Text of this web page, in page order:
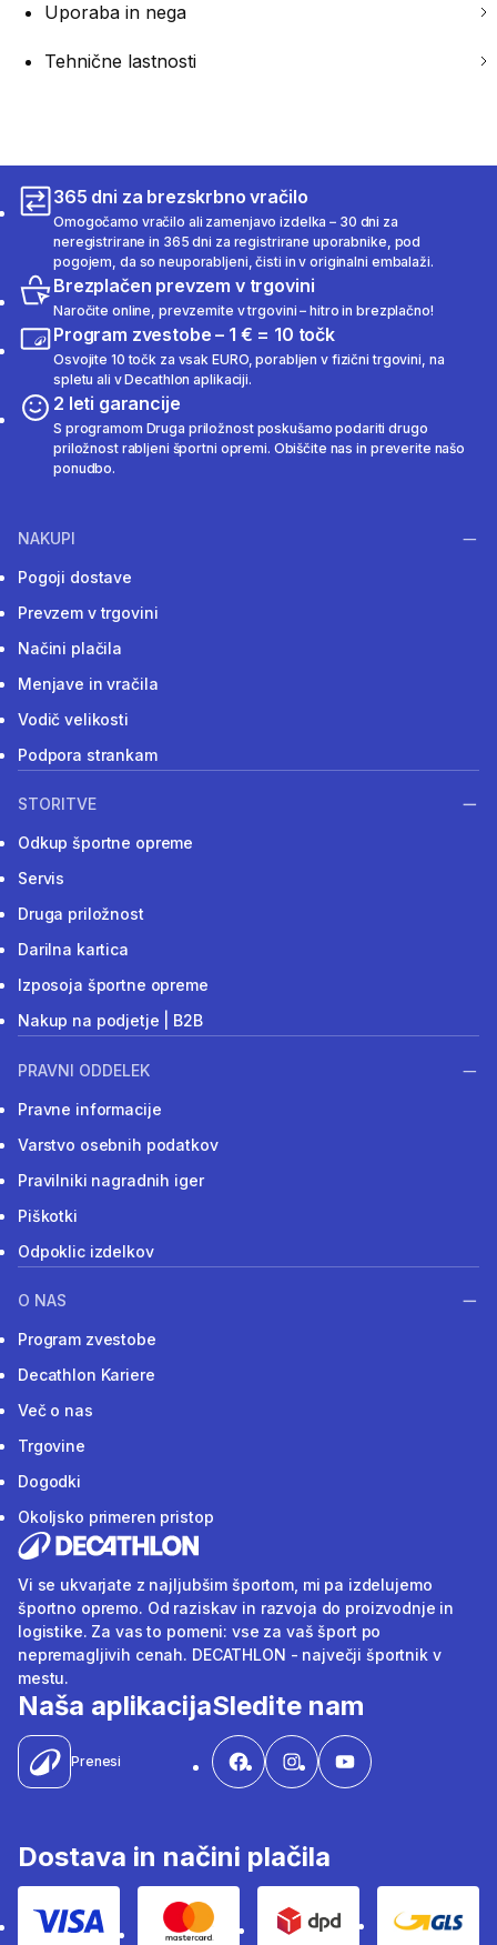
Uporaba in nega
Tehnične lastnosti
365 dni za brezskrbno vračilo
Omogočamo vračilo ali zamenjavo izdelka – 30 dni za
neregistrirane in 365 dni za registrirane uporabnike, pod
pogojem, da so neuporabljeni, čisti in v originalni embalaži.
Brezplačen prevzem v trgovini
Naročite online, prevzemite v trgovini – hitro in brezplačno!
Program zvestobe – 1 € = 10 točk
Osvojite 10 točk za vsak EURO, porabljen v fizični trgovini, na
spletu ali v Decathlon aplikaciji.
2 leti garancije
S programom Druga priložnost poskušamo podariti drugo
priložnost rabljeni športni opremi. Obiščite nas in preverite našo
ponudbo.
NAKUPI
Pogoji dostave
Prevzem v trgovini
Načini plačila
Menjave in vračila
Vodič velikosti
Podpora strankam
STORITVE
Odkup športne opreme
Servis
Druga priložnost
Darilna kartica
Izposoja športne opreme
Nakup na podjetje | B2B
PRAVNI ODDELEK
Pravne informacije
Varstvo osebnih podatkov
Pravilniki nagradnih iger
Piškotki
Odpoklic izdelkov
O NAS
Program zvestobe
Decathlon Kariere
Več o nas
Trgovine
Dogodki
Okoljsko primeren pristop
Vi se ukvarjate z najljubšim športom, mi pa izdelujemo
športno opremo. Od raziskav in razvoja do proizvodnje in
logistike. Za vas to pomeni: vse za vaš šport po
nepremagljivih cenah. DECATHLON - največji športnik v
mestu.
Naša aplikacija
Prenesi
Sledite nam
Dostava in načini plačila
Visa Mastercard Dpd Gls